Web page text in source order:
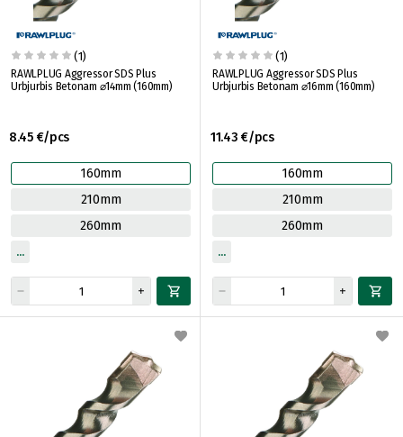
(1)
RAWLPLUG Aggressor SDS Plus
Urbjurbis Betonam ⌀14mm (160mm)
8.45 €/pcs
160mm
210mm
260mm
(1)
RAWLPLUG Aggressor SDS Plus
Urbjurbis Betonam ⌀16mm (160mm)
11.43 €/pcs
160mm
210mm
260mm